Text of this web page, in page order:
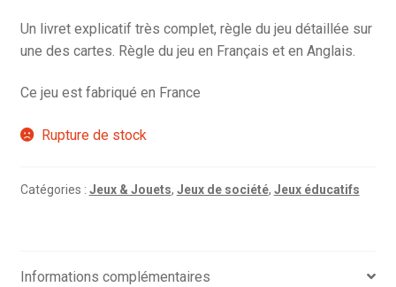
Un livret explicatif très complet, règle du jeu détaillée sur
une des cartes. Règle du jeu en Français et en Anglais.
Ce jeu est fabriqué en France
Rupture de stock
Catégories : Jeux & Jouets, Jeux de société, Jeux éducatifs
Informations complémentaires